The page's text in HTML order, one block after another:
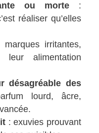
ou morte :
réaliser qu’elles
marques irritantes,
leur alimentation
désagréable des
lourd, âcre,
: exuvies prouvant